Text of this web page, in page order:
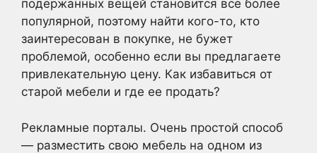
подержанных вещей становится все более
популярной, поэтому найти кого-то, кто
заинтересован в покупке, не бужет
проблемой, особенно если вы предлагаете
привлекательную цену. Как избавиться от
старой мебели и где ее продать?
Рекламные порталы. Очень простой способ
— разместить свою мебель на одном из